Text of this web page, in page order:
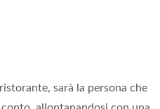
sarà la persona che